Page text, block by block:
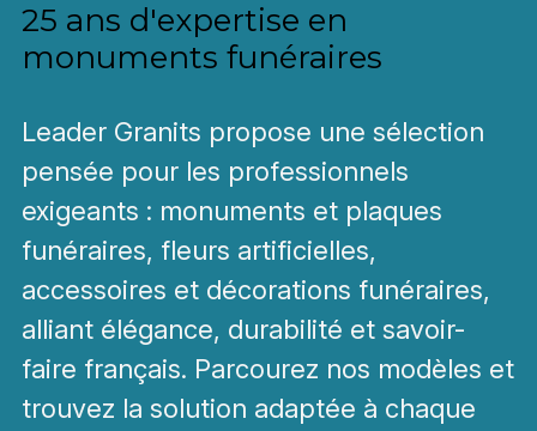
25 ans d'expertise en
monuments funéraires
Leader Granits propose une sélection
pensée pour les professionnels
exigeants : monuments et plaques
funéraires, fleurs artificielles,
accessoires et décorations funéraires,
alliant élégance, durabilité et savoir-
faire français. Parcourez nos modèles et
trouvez la solution adaptée à chaque